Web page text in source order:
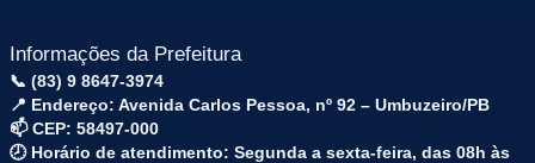
Informações da Prefeitura
📞 (83) 9 8647-3974
📍 Endereço: Avenida Carlos Pessoa, nº 92 – Umbuzeiro/PB
📫 CEP: 58497-000
🕗 Horário de atendimento: Segunda a sexta-feira, das 08h às